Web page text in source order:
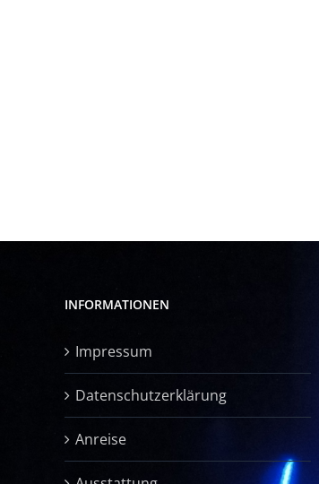
INFORMATIONEN
Impressum
Datenschutzerklärung
Anreise